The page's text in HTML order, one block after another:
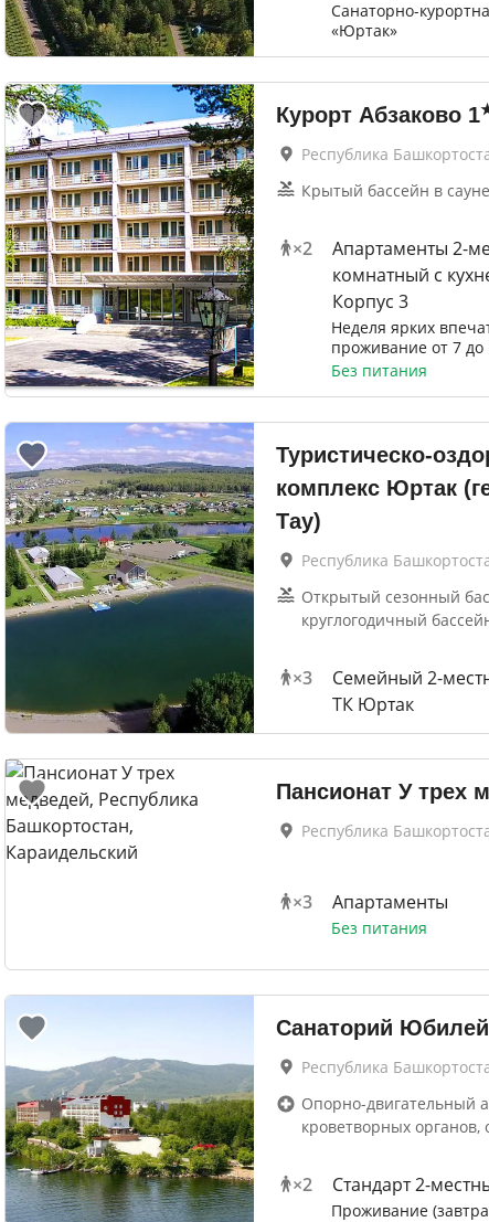
Санаторно-
«Юртак»
Курорт Абзаково 1
Республика
Крытый бассейн в
×2
Апартаменты 2-
комнатный с
Корпус 3
Неделя ярких
проживание от 7 до
Без питания
Туристическо-
комплекс Юртак
Тау)
Республика
Открытый сезонный
круглогодичный
×3
Семейный 2-
ТК Юртак
Пансионат У трех
Республика
×3 Апартаменты
Без питания
Санаторий
Республика
Опорно-двигательный
кроветворных органов,
×2 Стандарт 2-
Проживание